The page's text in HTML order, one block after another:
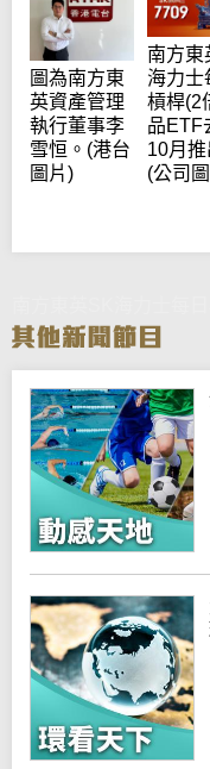
圖為南方東
英資產管理
執行董事李
雪恒。(港台
圖片)
南方東
海力士
槓桿(2
品ETF
10月推
(公司